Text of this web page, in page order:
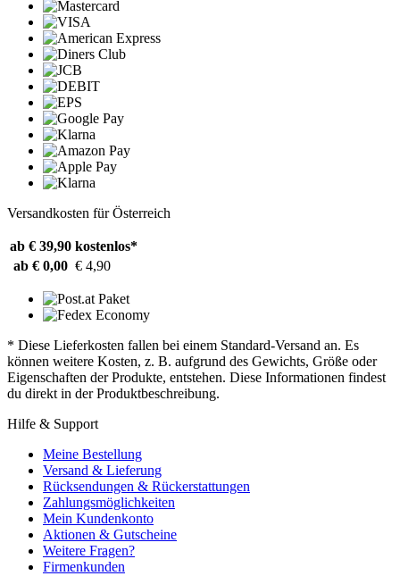
Versandkosten für Österreich
ab € 39,90 kostenlos*
ab € 0,00 € 4,90
* Diese Lieferkosten fallen bei einem Standard-Versand an. Es
können weitere Kosten, z. B. aufgrund des Gewichts, Größe oder
Eigenschaften der Produkte, entstehen. Diese Informationen findest
du direkt in der Produktbeschreibung.
Hilfe & Support
Meine Bestellung
Versand & Lieferung
Rücksendungen & Rückerstattungen
Zahlungsmöglichkeiten
Mein Kundenkonto
Aktionen & Gutscheine
Weitere Fragen?
Firmenkunden